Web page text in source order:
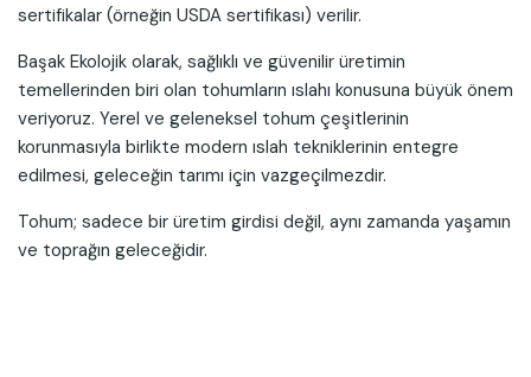
sertifikalar (örneğin USDA sertifikası) verilir.
Başak Ekolojik olarak, sağlıklı ve güvenilir üretimin
temellerinden biri olan tohumların ıslahı konusuna büyük önem
veriyoruz. Yerel ve geleneksel tohum çeşitlerinin
korunmasıyla birlikte modern ıslah tekniklerinin entegre
edilmesi, geleceğin tarımı için vazgeçilmezdir.
Tohum; sadece bir üretim girdisi değil, aynı zamanda yaşamın
ve toprağın geleceğidir.